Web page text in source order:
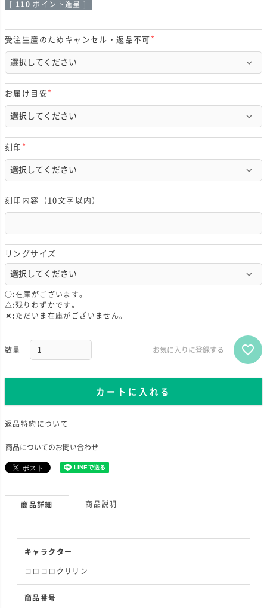
110 ポイント進呈 ]
受注生産のためキャンセル・返品不可
)
お届け目安
必
須
)
刻印
必
須
)
刻印内容（10文字以内）
リングサイズ
○ 在庫がございます。
△ 残りわずかです。
✕
ただいま在庫がございません。
お気に入りに登録する
カートに入れる
返品特約について
商品についてのお問い合わせ
商品詳細 商品説明
キャラクター
コロコロクリリン
商品番号